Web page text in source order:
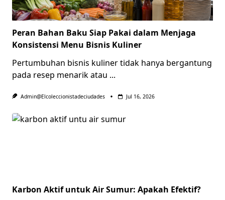
Peran Bahan Baku Siap Pakai dalam Menjaga
Konsistensi Menu Bisnis Kuliner
Pertumbuhan bisnis kuliner tidak hanya bergantung
pada resep menarik atau ...
Admin@elcoleccionistadeciudades Jul 16, 2026
Karbon Aktif untuk Air Sumur: Apakah Efektif?